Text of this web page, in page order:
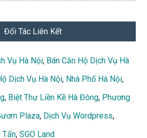
Đối Tác Liên Kết
Vụ Hà Nội, Bán Căn Hộ Dịch Vụ Hà
Dịch Vụ Hà Nội, Nhà Phố Hà Nội,
, Biệt Thự Liền Kề Hà Đông, Phương
Plaza, Dịch Vụ Wordpress,
Tấn,SGO Land